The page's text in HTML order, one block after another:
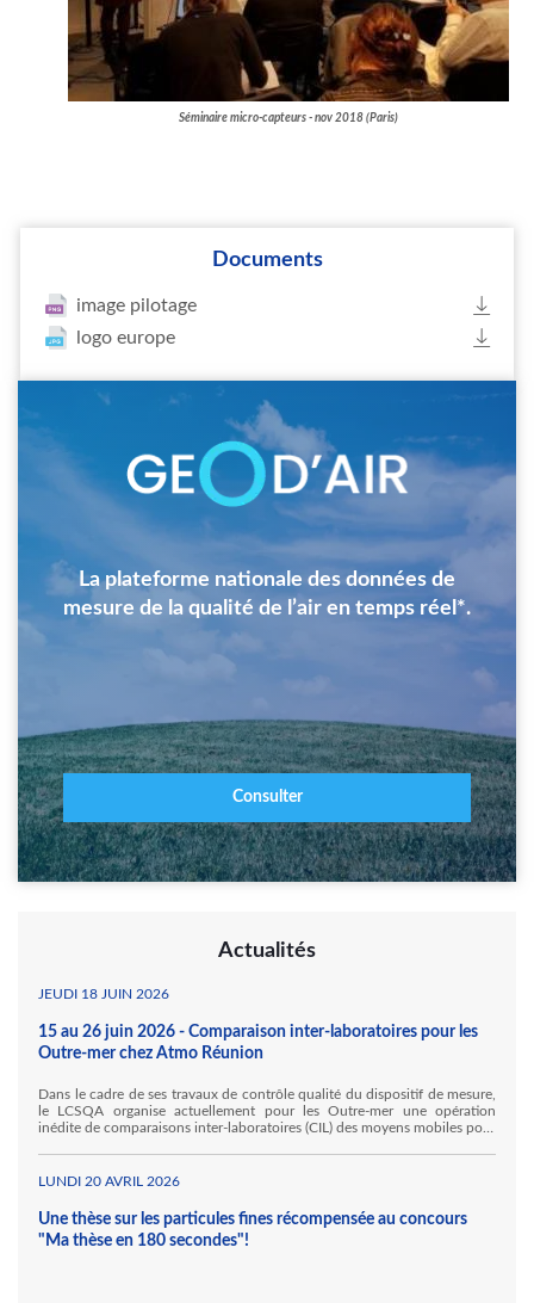
Séminaire micro-capteurs - nov 2018 (Paris)
Documents
image pilotage
logo europe
Image
La plateforme nationale des données de
mesure de la qualité de l’air en temps réel*.
Consulter
Actualités
JEUDI 18 JUIN 2026
15 au 26 juin 2026 - Comparaison inter-laboratoires pour les
Outre-mer chez Atmo Réunion
Dans le cadre de ses travaux de contrôle qualité du dispositif de mesure,
le LCSQA organise actuellement pour les Outre-mer une opération
inédite de comparaisons inter-laboratoires (CIL) des moyens mobiles pour
travaux pour le LCSQA.
LUNDI 20 AVRIL 2026
Une thèse sur les particules fines récompensée au concours
"Ma thèse en 180 secondes"!